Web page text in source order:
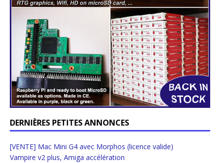
DERNIÈRES PETITES ANNONCES
[VENTE] Mac Mini G4 avec Morphos (licence valide)
Vampire v2 plus, Amiga accélération